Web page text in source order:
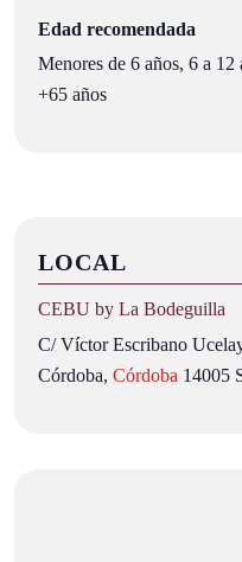
Edad recomendada
Menores de 6 años, 6 a 12
+65 años
LOCAL
CEBU by La Bodeguilla
C/ Víctor Escribano
Córdoba, Córdoba 14005